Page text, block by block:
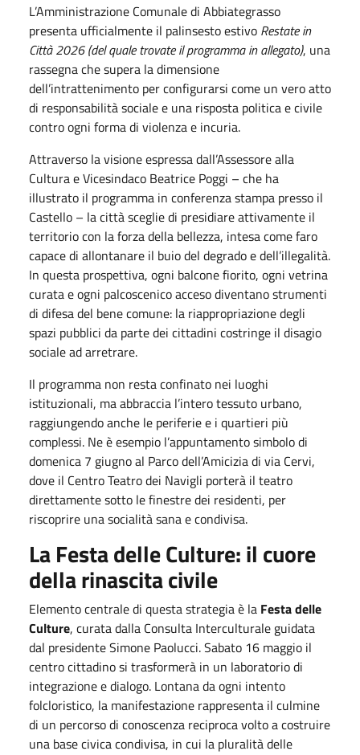
L’Amministrazione Comunale di Abbiategrasso
presenta ufficialmente il palinsesto estivo Restate in
Città 2026 (del quale trovate il programma in allegato), una
rassegna che supera la dimensione
dell’intrattenimento per configurarsi come un vero atto
di responsabilità sociale e una risposta politica e civile
contro ogni forma di violenza e incuria.
Attraverso la visione espressa dall’Assessore alla
Cultura e Vicesindaco Beatrice Poggi – che ha
illustrato il programma in conferenza stampa presso il
Castello – la città sceglie di presidiare attivamente il
territorio con la forza della bellezza, intesa come faro
capace di allontanare il buio del degrado e dell’illegalità.
In questa prospettiva, ogni balcone fiorito, ogni vetrina
curata e ogni palcoscenico acceso diventano strumenti
di difesa del bene comune: la riappropriazione degli
spazi pubblici da parte dei cittadini costringe il disagio
sociale ad arretrare.
Il programma non resta confinato nei luoghi
istituzionali, ma abbraccia l’intero tessuto urbano,
raggiungendo anche le periferie e i quartieri più
complessi. Ne è esempio l’appuntamento simbolo di
domenica 7 giugno al Parco dell’Amicizia di via Cervi,
dove il Centro Teatro dei Navigli porterà il teatro
direttamente sotto le finestre dei residenti, per
riscoprire una socialità sana e condivisa.
La Festa delle Culture: il cuore
della rinascita civile
Elemento centrale di questa strategia è la Festa delle
Culture, curata dalla Consulta Interculturale guidata
dal presidente Simone Paolucci. Sabato 16 maggio il
centro cittadino si trasformerà in un laboratorio di
integrazione e dialogo. Lontana da ogni intento
folcloristico, la manifestazione rappresenta il culmine
di un percorso di conoscenza reciproca volto a costruire
una base civica condivisa, in cui la pluralità delle